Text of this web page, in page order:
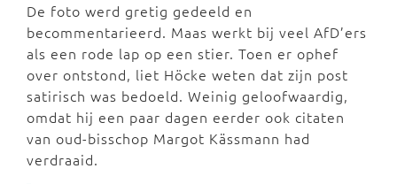
De foto werd gretig gedeeld en
becommentarieerd. Maas werkt bij veel AfD’ers
als een rode lap op een stier. Toen er ophef
over ontstond, liet Höcke weten dat zijn post
satirisch was bedoeld. Weinig geloofwaardig,
omdat hij een paar dagen eerder ook citaten
van oud-bisschop Margot Kässmann had
verdraaid.